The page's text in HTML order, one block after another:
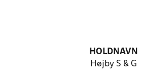
HOLDNAVN
Højby S & G